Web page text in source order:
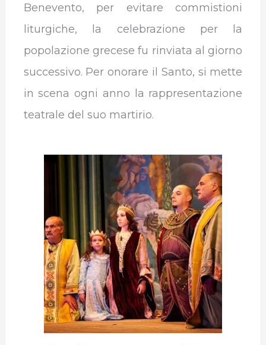
Benevento, per evitare commistioni
liturgiche, la celebrazione per la
popolazione grecese fu rinviata al giorno
successivo. Per onorare il Santo, si mette
in scena ogni anno la rappresentazione
teatrale del suo martirio.